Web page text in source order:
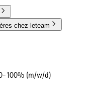
chez leteam
100% (m/w/d)